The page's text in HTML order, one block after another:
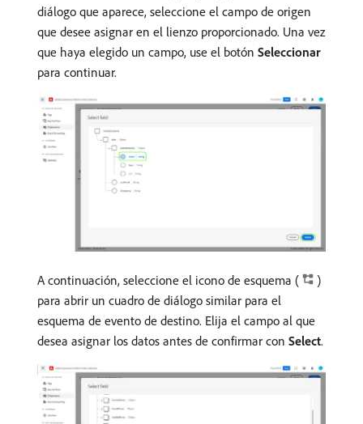
diálogo que aparece, seleccione el campo de origen
que desee asignar en el lienzo proporcionado. Una vez
que haya elegido un campo, use el botón Seleccionar
para continuar.
A continuación, seleccione el icono de esquema (
)
para abrir un cuadro de diálogo similar para el
esquema de evento de destino. Elija el campo al que
desea asignar los datos antes de confirmar con Select.